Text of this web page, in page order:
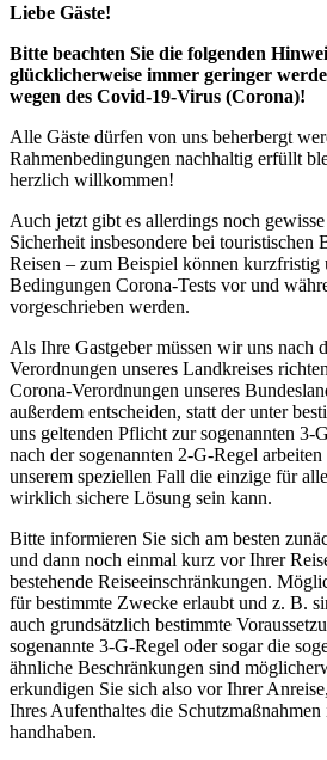
Liebe Gäste!
Bitte beachten Sie die folgenden
glücklicherweise immer geringer
wegen des Covid-19-Virus (Corona)!
Alle Gäste dürfen von uns beherbergt
Rahmenbedingungen nachhaltig erfüllt
herzlich willkommen!
Auch jetzt gibt es allerdings noch
Sicherheit insbesondere bei touristischen
Reisen – zum Beispiel können kurzfristig
Bedingungen Corona-Tests vor und
vorgeschrieben werden.
Als Ihre Gastgeber müssen wir uns nach
Verordnungen unseres Landkreises
Corona-Verordnungen unseres
außerdem entscheiden, statt der unter
uns geltenden Pflicht zur sogenannten 3-
nach der sogenannten 2-G-Regel
unserem speziellen Fall die einzige für
wirklich sichere Lösung sein kann.
Bitte informieren Sie sich am besten
und dann noch einmal kurz vor Ihrer
bestehende Reiseeinschränkungen.
für bestimmte Zwecke erlaubt und z. B.
auch grundsätzlich bestimmte
sogenannte 3-G-Regel oder sogar die
ähnliche Beschränkungen sind
erkundigen Sie sich also vor Ihrer
Ihres Aufenthaltes die
handhaben.